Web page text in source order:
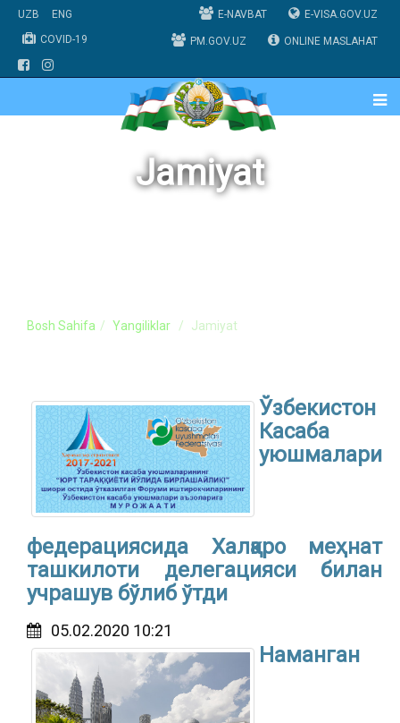
UZB
ENG
COVID-19
E-NAVBAT E-VISA.GOV.UZ
PM.GOV.UZ ONLINE MASLAHAT
Jamiyat
Bosh Sahifa Yangiliklar Jamiyat
Ўзбекистон
Касаба
уюшмалари
федерациясида Халқаро меҳнат
ташкилоти делегацияси билан
учрашув бўлиб ўтди
05.02.2020 10:21
Наманган